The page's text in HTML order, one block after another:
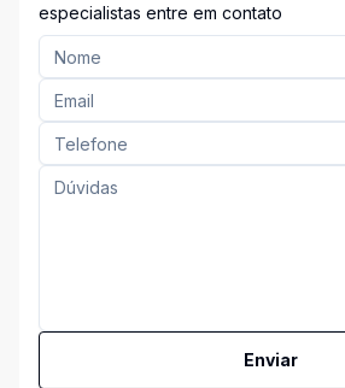
especialistas entre em contato
Enviar